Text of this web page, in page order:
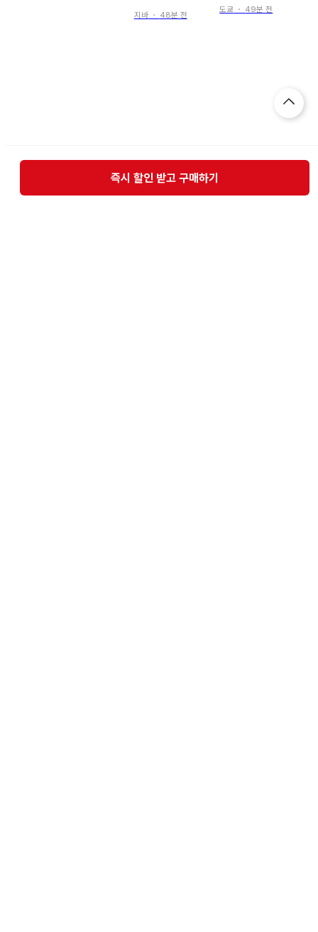
지바・ 48분 전
도쿄 ・ 49분 전
즉시 할인 받고 구매하기